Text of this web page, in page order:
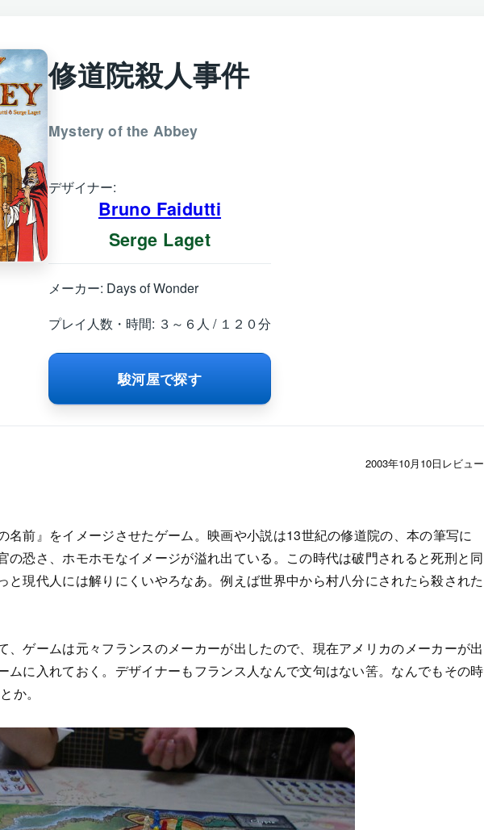
修道院殺人事件
Mystery of the Abbey
デザイナー:
Bruno Faidutti
Serge Laget
メーカー: Days of Wonder
プレイ人数・時間: ３～６人 / １２０分
駿河屋で探す
2003年10月10日レビュー
名前』をイメージさせたゲーム。映画や小説は13世紀の修道院の、本の筆写に
の恐さ、ホモホモなイメージが溢れ出ている。この時代は破門されると死刑と同
と現代人には解りにくいやろなあ。例えば世界中から村八分にされたら殺された
、ゲームは元々フランスのメーカーが出したので、現在アメリカのメーカーが出
ムに入れておく。デザイナーもフランス人なんで文句はない筈。なんでもその時
か。